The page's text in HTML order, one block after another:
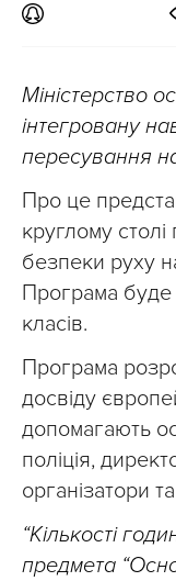
Міністерство
інтегровану
пересування
Про це
круглому
безпеки руху
Програма буде
класів.
Програма
досвіду
допомагають
поліція,
організатори
“Кількості
предмета